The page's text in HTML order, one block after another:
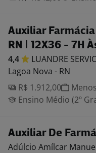
Auxiliar
RN | 12X36 - 7H
4,4 LUANDRE
Lagoa Nova - RN
R$ 1.912,00
Ensino Médio (2º
Auxiliar De
Adúlcio Amílcar